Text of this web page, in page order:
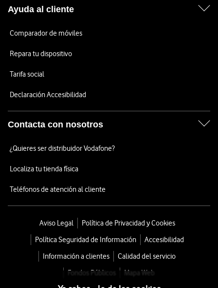
Ayuda al cliente
Comparador de móviles
Repara tu dispositivo
Tarifa social
Declaración Accesibilidad
Contacta con nosotros
¿Quieres ser distribuidor Vodafone?
Localiza tu tienda física
Teléfonos de atención al cliente
Aviso Legal
Política de Privacidad y Cookies
Política Seguridad de Información
Accesibilidad
Información a clientes
Calidad del servicio
Fondos Públicos
Mapa Web